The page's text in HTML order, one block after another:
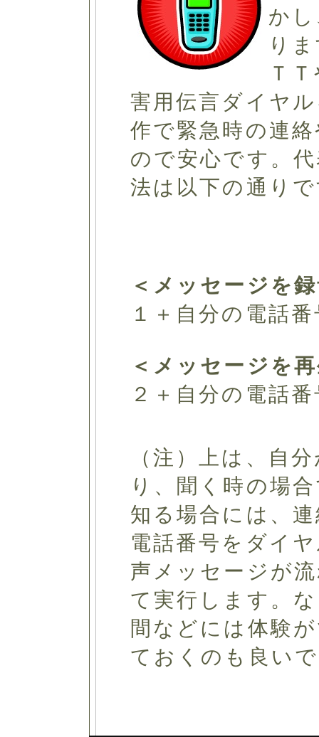
か
り
Ｔ
害用伝言ダイヤ
作で緊急時の連
ので安心です。
法は以下の通り
＜メッセージを
１＋自分の電話
＜メッセージを
２＋自分の電話
（注）上は、自
り、聞く時の場
知る場合には、
電話番号をダイ
声メッセージが
て実行します。
間などには体験
ておくのも良い